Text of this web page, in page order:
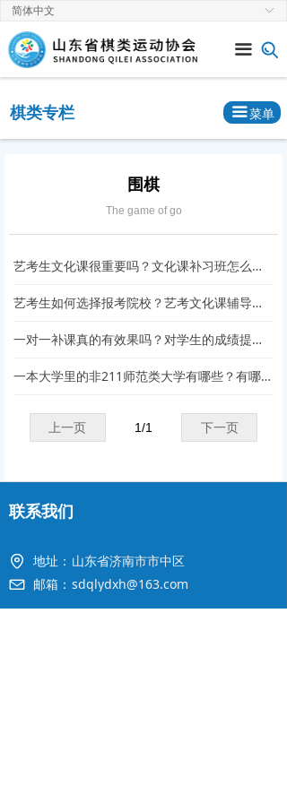
ꀅ
简体中文
끀
首页
关于协会
新闻中心
通知公告
棋类专栏
围棋
The game of go
艺考生文化课很重要吗？文化课补习班怎么选？
艺考生如何选择报考院校？艺考文化课辅导要重视！
一对一补课真的有效果吗？对学生的成绩提升作用大吗？
一本大学里的非211师范类大学有哪些？有哪几所学校值得推荐？
上一页 下一页
1/1
棋类专栏 菜单
끀
联系我们
地址： 山东省济南市市中区
邮箱： sdqlydxh@163.com